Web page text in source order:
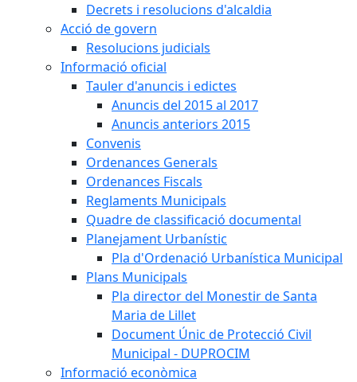
Decrets i resolucions d'alcaldia
Acció de govern
Resolucions judicials
Informació oficial
Tauler d'anuncis i edictes
Anuncis del 2015 al 2017
Anuncis anteriors 2015
Convenis
Ordenances Generals
Ordenances Fiscals
Reglaments Municipals
Quadre de classificació documental
Planejament Urbanístic
Pla d'Ordenació Urbanística Municipal
Plans Municipals
Pla director del Monestir de Santa
Maria de Lillet
Document Únic de Protecció Civil
Municipal - DUPROCIM
Informació econòmica